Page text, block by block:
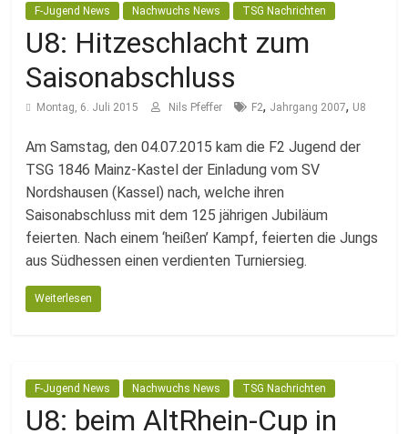
F-Jugend News Nachwuchs News TSG Nachrichten
U8: Hitzeschlacht zum
Saisonabschluss
Montag, 6. Juli 2015 Nils Pfeffer F2, Jahrgang 2007, U8
Am Samstag, den 04.07.2015 kam die F2 Jugend der
TSG 1846 Mainz-Kastel der Einladung vom SV
Nordshausen (Kassel) nach, welche ihren
Saisonabschluss mit dem 125 jährigen Jubiläum
feierten. Nach einem ‘heißen’ Kampf, feierten die Jungs
aus Südhessen einen verdienten Turniersieg.
Weiterlesen
F-Jugend News Nachwuchs News TSG Nachrichten
U8: beim AltRhein-Cup in